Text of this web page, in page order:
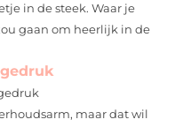
in de steek. Waar je
gaan om heerlijk in de
maar dat wil